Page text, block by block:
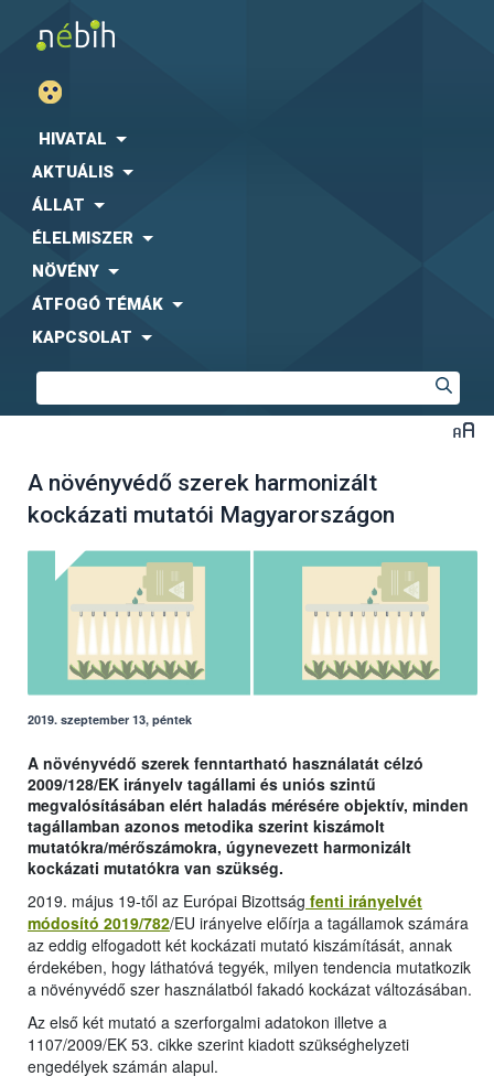
HIVATAL
AKTUÁLIS
ÁLLAT
ÉLELMISZER
NÖVÉNY
ÁTFOGÓ TÉMÁK
KAPCSOLAT
A növényvédő szerek harmonizált
kockázati mutatói Magyarországon
2019. szeptember 13, péntek
A növényvédő szerek fenntartható használatát célzó
2009/128/EK irányelv tagállami és uniós szintű
megvalósításában elért haladás mérésére objektív, minden
tagállamban azonos metodika szerint kiszámolt
mutatókra/mérőszámokra, úgynevezett harmonizált
kockázati mutatókra van szükség.
2019. május 19-től az Európai Bizottság fenti irányelvét
módosító 2019/782/EU irányelve előírja a tagállamok számára
az eddig elfogadott két kockázati mutató kiszámítását, annak
érdekében, hogy láthatóvá tegyék, milyen tendencia mutatkozik
a növényvédő szer használatból fakadó kockázat változásában.
Az első két mutató a szerforgalmi adatokon illetve a
1107/2009/EK 53. cikke szerint kiadott szükséghelyzeti
engedélyek számán alapul.